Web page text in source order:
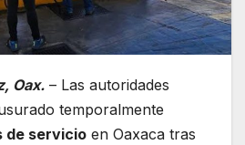
Oax. – Las autoridades
temporalmente
de servicio en Oaxaca tras